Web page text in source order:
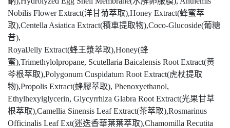
Nobilis Flower Extract(洋甘菊萃取),Honey Extract(蜂蜜萃
取),Centella Asiatica Extract(積車提取物),Coco-Glucoside(葡糖
昔),
RoyalJelly Extract(蜂王漿萃取),Honey(蜂
蜜),Trimethylolpropane, Scutellaria Baicalensis Root Extract(黃
芩根萃取),Polygonum Cuspidatum Root Extract(虎杖提取
物),Propolis Extract(蜂膠萃取), Phenoxyethanol,
Ethylhexylglycerin, Glycyrrhiza Glabra Root Extract(光果甘草
根萃取),Camellia Sinensis Leaf Extract(茶萃取),Rosmarinus
Officinalis Leaf Ext(迷迭香華葉葉萃取),Chamomilla Recutita